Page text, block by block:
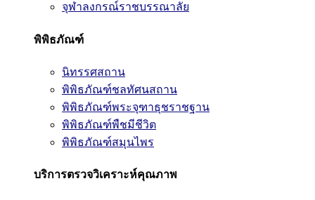
จุฬาลงกรณ์ราชบรรณาลัย
พิพิธภัณฑ์
นิทรรศสถาน
พิพิธภัณฑ์ชลทัศนสถาน
พิพิธภัณฑ์พระจุฑาธุชราชฐาน
พิพิธภัณฑ์พืชมีชีวิต
พิพิธภัณฑ์สมุนไพร
บริการตรวจวิเคราะห์คุณภาพ